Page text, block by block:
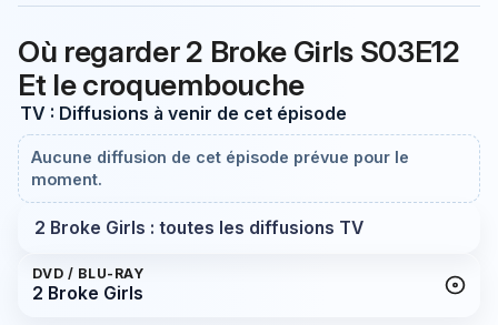
Où regarder 2 Broke Girls S03E12
Et le croquembouche
TV : Diffusions à venir de cet épisode
Aucune diffusion de cet épisode prévue pour le
moment.
2 Broke Girls : toutes les diffusions TV
DVD / BLU-RAY
2 Broke Girls